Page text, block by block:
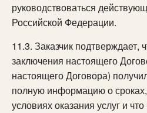
руководствоваться
Российской Федерации.
11.3. Заказчик подтверждает,
заключения настоящего
настоящего Договора)
полную информацию о
условиях оказания услуг и